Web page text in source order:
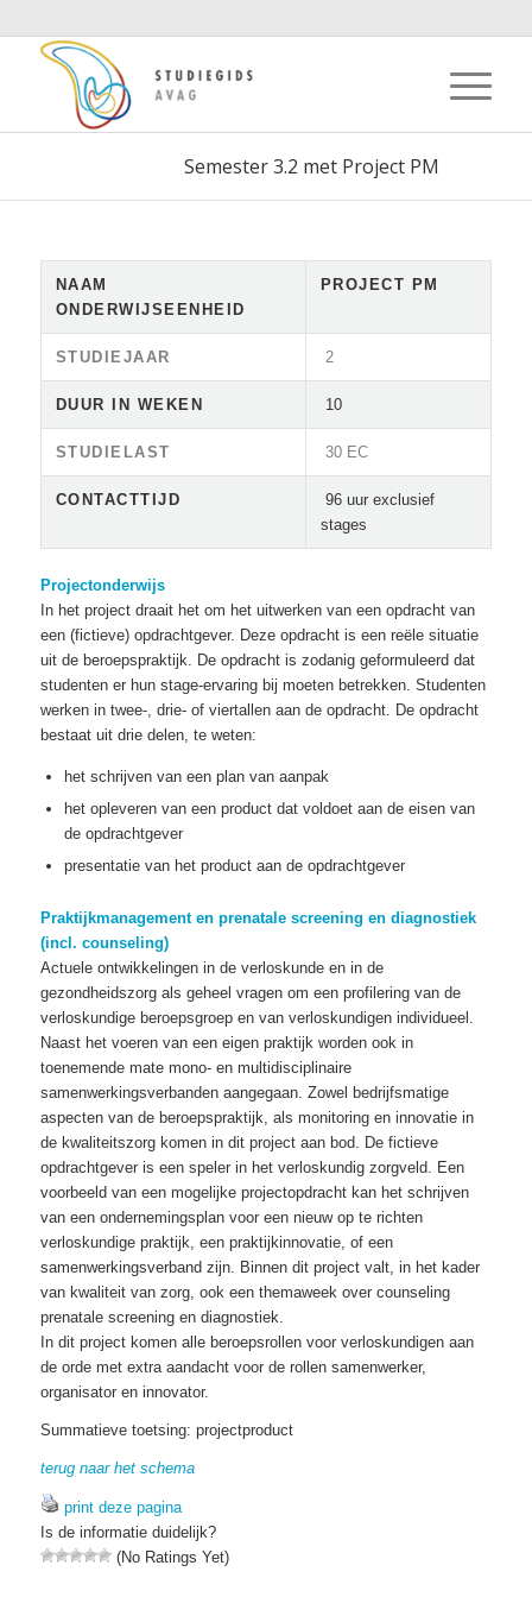
Semester 3.2 met Project PM
NAAM
ONDERWIJSEENHEID
PROJECT PM
STUDIEJAAR 2
DUUR IN WEKEN 10
STUDIELAST 30 EC
CONTACTTIJD
96 uur exclusief
stages
Projectonderwijs
In het project draait het om het uitwerken van een opdracht van
een (fictieve) opdrachtgever. Deze opdracht is een reële situatie
uit de beroepspraktijk. De opdracht is zodanig geformuleerd dat
studenten er hun stage-ervaring bij moeten betrekken. Studenten
werken in twee-, drie- of viertallen aan de opdracht. De opdracht
bestaat uit drie delen, te weten:
het schrijven van een plan van aanpak
het opleveren van een product dat voldoet aan de eisen van
de opdrachtgever
presentatie van het product aan de opdrachtgever
Praktijkmanagement en prenatale screening en diagnostiek
(incl. counseling)
Actuele ontwikkelingen in de verloskunde en in de
gezondheidszorg als geheel vragen om een profilering van de
verloskundige beroepsgroep en van verloskundigen individueel.
Naast het voeren van een eigen praktijk worden ook in
toenemende mate mono- en multidisciplinaire
samenwerkingsverbanden aangegaan. Zowel bedrijfsmatige
aspecten van de beroepspraktijk, als monitoring en innovatie in
de kwaliteitszorg komen in dit project aan bod. De fictieve
opdrachtgever is een speler in het verloskundig zorgveld. Een
voorbeeld van een mogelijke projectopdracht kan het schrijven
van een ondernemingsplan voor een nieuw op te richten
verloskundige praktijk, een praktijkinnovatie, of een
samenwerkingsverband zijn. Binnen dit project valt, in het kader
van kwaliteit van zorg, ook een themaweek over counseling
prenatale screening en diagnostiek.
In dit project komen alle beroepsrollen voor verloskundigen aan
de orde met extra aandacht voor de rollen samenwerker,
organisator en innovator.
Summatieve toetsing: projectproduct
terug naar het schema
print deze pagina
Is de informatie duidelijk?
(No Ratings Yet)